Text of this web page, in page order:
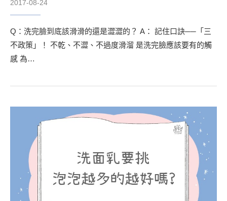
2017-08-24
Q：洗完臉到底該滑滑的還是澀澀的？ A： 記住口訣──「三
不政策」！ 不乾、不澀、不過度滑溜 是洗完臉應該要有的觸
感 為…